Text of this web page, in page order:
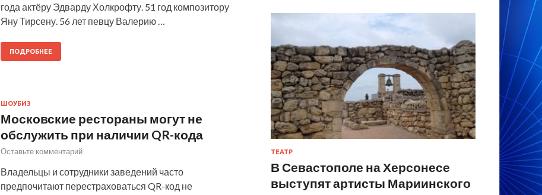
года актёру Эдварду Холкрофту. 51 год композитору
Яну Тирсену. 56 лет певцу Валерию …
ПОДРОБНЕЕ
ШОУБИЗ
Московские рестораны могут не
обслужить при наличии QR-кода
Оставьте комментарий
Владельцы и сотрудники заведений часто
предпочитают перестраховаться QR-код не
ТЕАТР
В Севастополе на Херсонесе
выступят артисты Мариинского